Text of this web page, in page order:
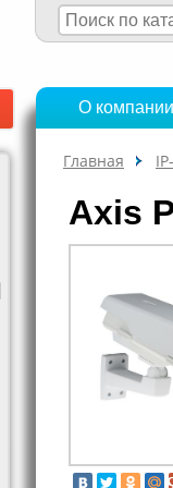
О компании
Главная
Axis